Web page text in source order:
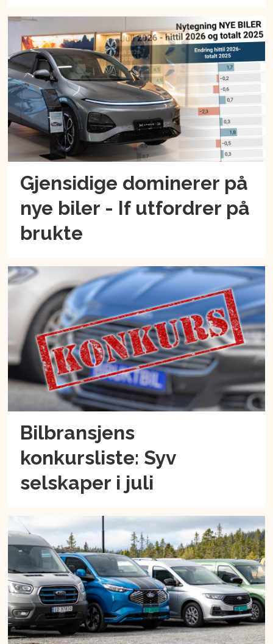
Gjensidige dominerer på
nye biler - If utfordrer på
brukte
Bilbransjens
konkursliste: Syv
selskaper i juli